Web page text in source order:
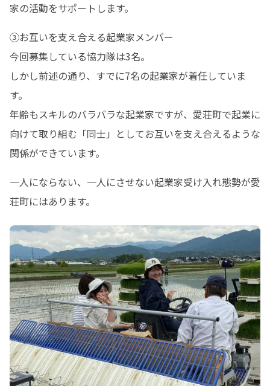
家の活動をサポートします。
③お互いを支え合える起業家メンバー
今回募集している協力隊は3名。
しかし前述の通り、すでに7名の起業家が着任していま
す。
年齢もスキルのバラバラな起業家ですが、愛荘町で起業に
向けて取り組む「同士」としてお互いを支え合えるような
関係ができています。
一人にならない、一人にさせない起業家受け入れ態勢が愛
荘町にはあります。